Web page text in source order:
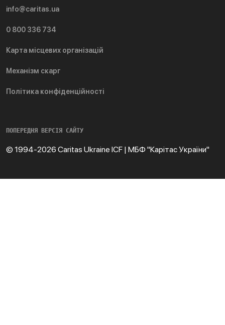
info@caritas.ua
0 800 336 734
Карта місцевих організацій
Механізм скарг
Політика конфіденційності
ПОПЕРЕДНЯ ВЕРСІЯ САЙТУ
© 1994-2026 Caritas Ukraine ICF | МБФ "Карітас України"